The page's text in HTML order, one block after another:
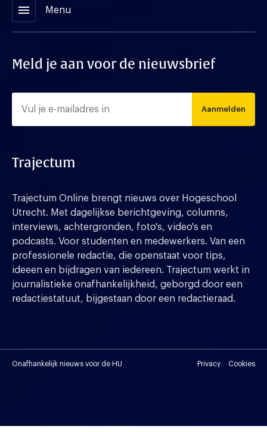
menu Menu
Meld je aan voor de nieuwsbrief
Aanmelden
Trajectum
Trajectum Online brengt nieuws over Hogeschool
Utrecht. Met dagelijkse berichtgeving, columns,
interviews, achtergronden, foto's, video's en
podcasts. Voor studenten en medewerkers. Van een
professionele redactie, die openstaat voor tips,
ideeen en bijdragen van iedereen. Trajectum werkt in
journalistieke onafhankelijkheid, geborgd door een
redactiestatuut, bijgestaan door een redactieraad.
Onafhankelijk nieuws voor de HU Privacy Cookies